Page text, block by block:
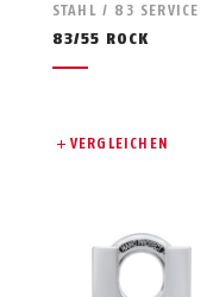
STAHL / 83 SERVICE
83/55 ROCK
VERGLEICHEN